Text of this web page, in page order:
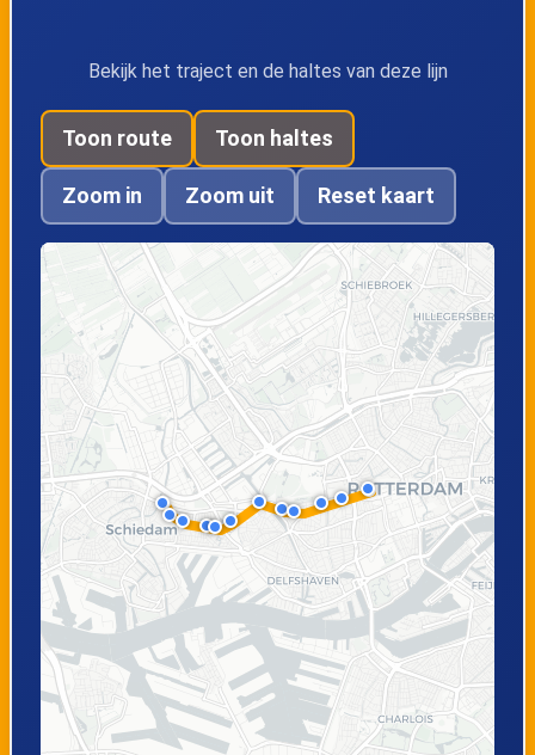
Bekijk het traject en de haltes van deze lijn
Toon route Toon haltes
Zoom in Zoom uit Reset kaart